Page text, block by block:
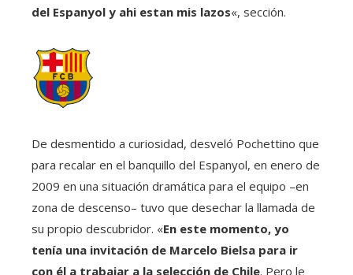
del Espanyol y ahi estan mis lazos«, sección.
De desmentido a curiosidad, desveló Pochettino que
para recalar en el banquillo del Espanyol, en enero de
2009 en una situación dramática para el equipo –en
zona de descenso– tuvo que desechar la llamada de
su propio descubridor. «En este momento, yo
tenía una invitación de Marcelo Bielsa para ir
con él a trabajar a la selección de Chile. Pero le